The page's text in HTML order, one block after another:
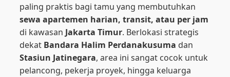
paling praktis bagi tamu yang membutuhkan
sewa apartemen harian, transit, atau per jam
di kawasan Jakarta Timur. Berlokasi strategis
dekat Bandara Halim Perdanakusuma dan
Stasiun Jatinegara, area ini sangat cocok untuk
pelancong, pekerja proyek, hingga keluarga